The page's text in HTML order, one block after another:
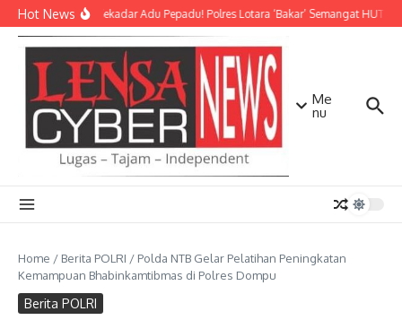
Lewati ke konten
Hot NewsBukan Sekadar Adu Pepadu! Polres Lotara ‘Bakar’ Semangat HUT
Me
nu
Home / Berita POLRI / Polda NTB Gelar Pelatihan Peningkatan
Kemampuan Bhabinkamtibmas di Polres Dompu
Berita POLRI